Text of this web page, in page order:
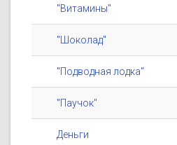
"Витамины"
"Шоколад"
"Подводная лодка"
"Паучок"
Деньги